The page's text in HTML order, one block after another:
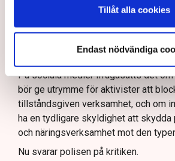
Tillåt alla cookies
Endast nödvändiga
ledare i Svenska Dagbladet
att polisen ”behöver utveckla sina
och varnade för att det annars råder
På sociala medier ifrågasätts det
bör ge utrymme för aktivister att
tillståndsgiven verksamhet, och om
ha en tydligare skyldighet att skydda
och näringsverksamhet mot den
Nu svarar polisen på kritiken.